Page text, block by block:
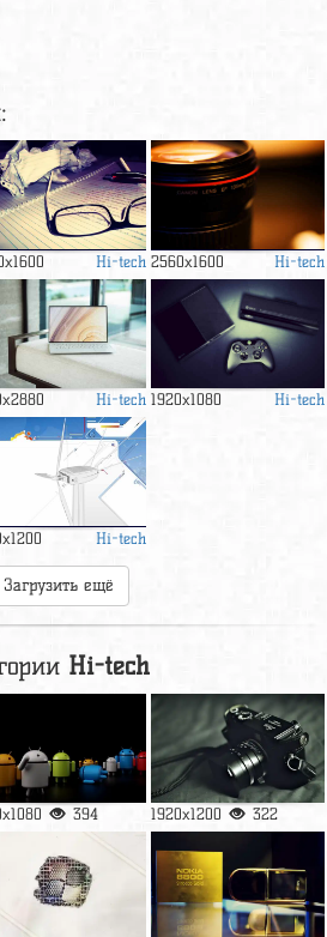
Hi-tech 2560x1600 Hi-tech
Hi-tech 1920x1080 Hi-tech
Hi-tech
Загрузить ещё
Hi-tech
394 1920x1200 322